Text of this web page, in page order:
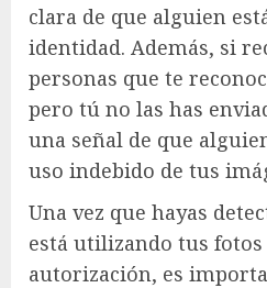
clara de que alguien
identidad. Además, si
personas que te
pero tú no las has
una señal de que
uso indebido de tus
Una vez que hayas
está utilizando tus
autorización, es